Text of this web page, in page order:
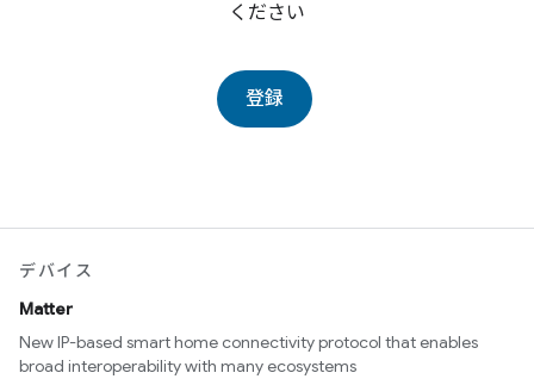
ください
登録
デバイス
Matter
New IP-based smart home connectivity protocol that enables
broad interoperability with many ecosystems